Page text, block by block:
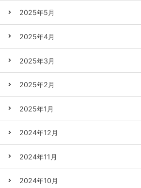
2025年5月
2025年4月
2025年3月
2025年2月
2025年1月
2024年12月
2024年11月
2024年10月